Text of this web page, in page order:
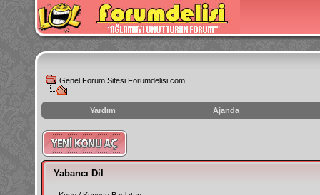
Genel Forum Sitesi Forumdelisi.com
Yardım Ajanda
instagram
izlenme
hilesi
Yabancı Dil